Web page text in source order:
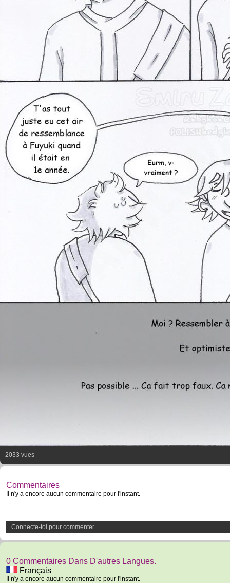
2033 vues
Commentaires
Il n'y a encore aucun commentaire pour l'instant.
Connecte-toi pour commenter
0 Commentaires Dans D'autres Langues.
Français
Il n'y a encore aucun commentaire pour l'instant.